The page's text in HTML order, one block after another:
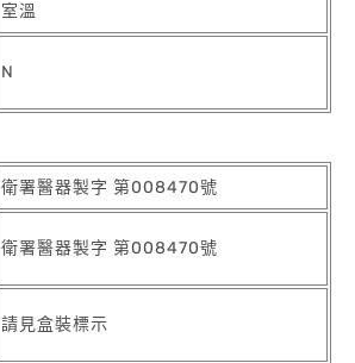
室溫
N
衛署醫器製字 第008470號
衛署醫器製字 第008470號
請見盒裝標示